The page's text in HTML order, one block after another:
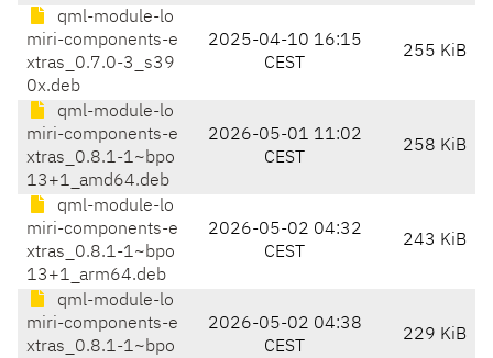
qml-module-lo
miri-components-e
xtras_0.7.0-3_s39
0x.deb
2025-04-10 16:15
CEST
255 KiB
qml-module-lo
miri-components-e
xtras_0.8.1-1~bpo
13+1_amd64.deb
2026-05-01 11:02
CEST
258 KiB
qml-module-lo
miri-components-e
xtras_0.8.1-1~bpo
13+1_arm64.deb
2026-05-02 04:32
CEST
243 KiB
qml-module-lo
miri-components-e
xtras_0.8.1-1~bpo
2026-05-02 04:38
CEST
229 KiB